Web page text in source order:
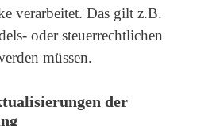
verarbeitet. Das gilt z.B.
oder steuerrechtlichen
müssen.
der